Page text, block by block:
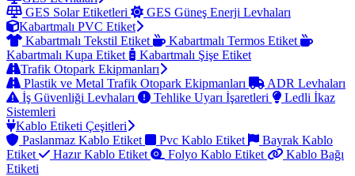
GES Solar Etiketleri
GES Güneş Enerji Levhaları
Kabartmalı PVC Etiket
Kabartmalı Tekstil Etiket
Kabartmalı Termos Etiket
Kabartmalı Kupa Etiket
Kabartmalı Şişe Etiket
Trafik Otopark Ekipmanları
Plastik ve Metal Trafik Otopark Ekipmanları
ADR Levhaları
İş Güvenliği Levhaları
Tehlike Uyarı İşaretleri
Ledli İkaz
Sistemleri
Kablo Etiketi Çeşitleri
Paslanmaz Kablo Etiket
Pvc Kablo Etiket
Bayrak Kablo
Etiket
Hazır Kablo Etiket Folyo Kablo Etiket
Kablo Bağı
Etiketi